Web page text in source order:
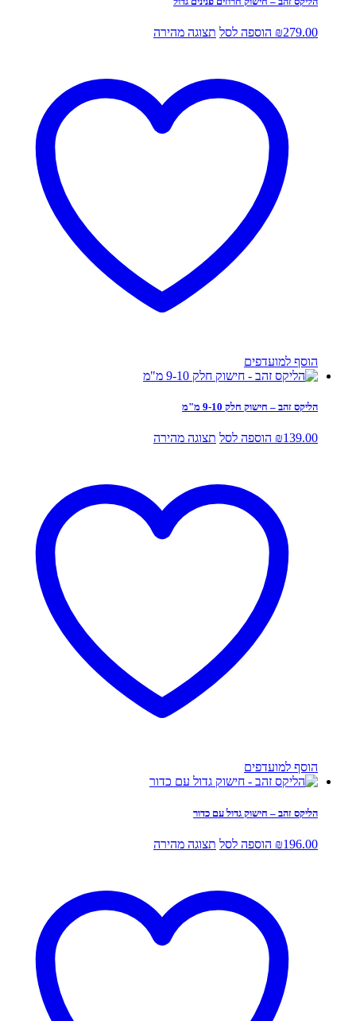
₪279.00 הוספה לסל תצוגה מהירה
הוסף למועדפים
הליקס זהב – חישוק חלק 9-10 מ"מ
₪139.00 הוספה לסל תצוגה מהירה
הוסף למועדפים
הליקס זהב – חישוק גדול עם כדור
₪196.00 הוספה לסל תצוגה מהירה